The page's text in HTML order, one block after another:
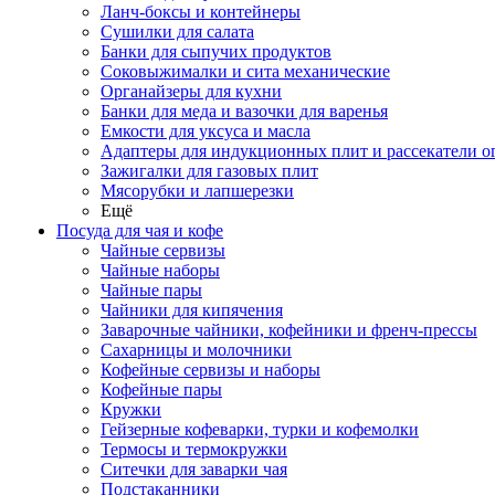
Ланч-боксы и контейнеры
Сушилки для салата
Банки для сыпучих продуктов
Соковыжималки и сита механические
Органайзеры для кухни
Банки для меда и вазочки для варенья
Емкости для уксуса и масла
Адаптеры для индукционных плит и рассекатели
Зажигалки для газовых плит
Мясорубки и лапшерезки
Ещё
Посуда для чая и кофе
Чайные сервизы
Чайные наборы
Чайные пары
Чайники для кипячения
Заварочные чайники, кофейники и френч-прессы
Сахарницы и молочники
Кофейные сервизы и наборы
Кофейные пары
Кружки
Гейзерные кофеварки, турки и кофемолки
Термосы и термокружки
Ситечки для заварки чая
Подстаканники